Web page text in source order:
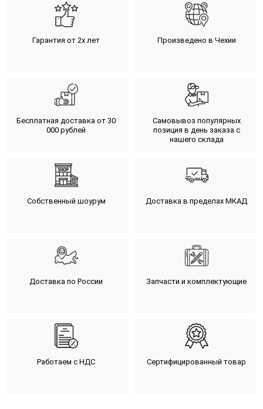
Гарантия от 2х лет Произведено в Чехии
Бесплатная доставка от 30
000 рублей
Самовывоз популярных
позиция в день заказа с
нашего склада
Собственный шоурум Доставка в пределах МКАД
Доставка по России Запчасти и комплектующие
Работаем с НДС Сертифицированный товар